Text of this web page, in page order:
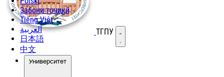
Забони тоҷикӣ
Tiếng Việt
العربية
日本語
中文
ТГПУ Открыть меню
Университет